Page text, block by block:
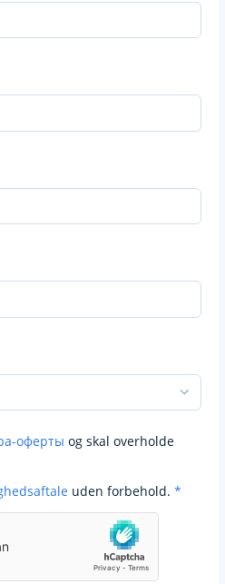
оферты og skal overholde
uden forbehold. *